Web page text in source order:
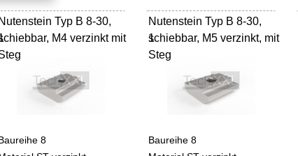
Nutenstein Typ B 8-30,
M4 verzinkt mit
8
Nutenstein Typ B 8-30,
schiebbar, M5 verzinkt, mit
Steg
1
Baureihe 8